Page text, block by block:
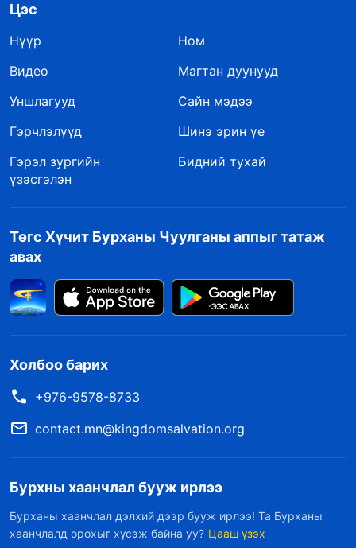
Цэс
Нүүр
Ном
Видео
Магтан дуунууд
Уншлагууд
Сайн мэдээ
Гэрчлэлүүд
Шинэ эрин үе
Гэрэл зургийн
үзэсгэлэн
Бидний тухай
Төгс Хүчит Бурханы Чуулганы аппыг татаж
авах
Холбоо барих
+976-9578-8733
contact.mn@kingdomsalvation.org
Бурхны хаанчлал бууж ирлээ
Бурханы хаанчлал дэлхий дээр бууж ирлээ! Та Бурханы
хаанчлалд орохыг хүсэж байна уу? Цааш үзэх